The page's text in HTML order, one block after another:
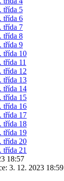
18:57
3. 12. 2023 18:59